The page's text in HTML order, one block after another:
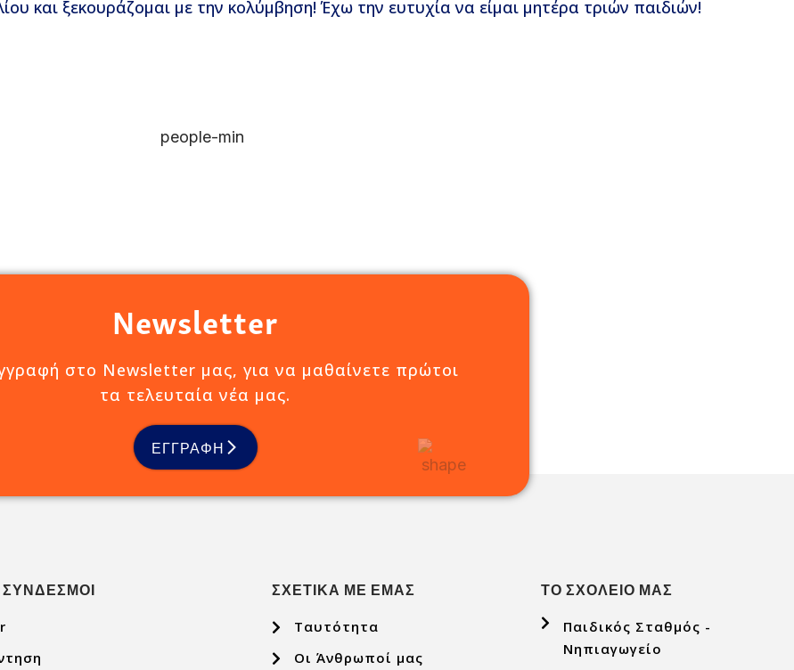
και ξεκουράζομαι με την κολύμβηση! Έχω την ευτυχία να είμαι μητέρα τριών παιδιών!
Newsletter
στο Newsletter μας, για να μαθαίνετε πρώτοι
τα τελευταία νέα μας.
ΕΓΓΡΑΦΗ
ΣΥΝΔΕΣΜΟΙ ΣΧΕΤΙΚΑ ΜΕ ΕΜΑΣ
Ταυτότητα
Οι Άνθρωποί μας
ΤΟ ΣΧΟΛΕΙΟ ΜΑΣ
Παιδικός Σταθμός -
Νηπιαγωγείο